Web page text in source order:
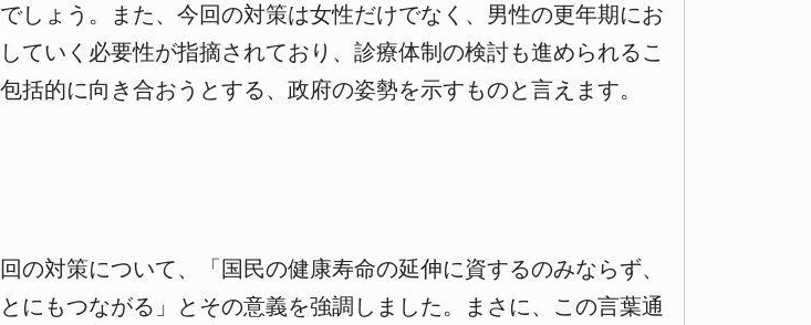
しょう。また、今回の対策は女性だけでなく、男性の更年期にお
ていく必要性が指摘されており、診療体制の検討も進められるこ
的に向き合おうとする、政府の姿勢を示すものと言えます。
対策について、「国民の健康寿命の延伸に資するのみならず、
にもつながる」とその意義を強調しました。まさに、この言葉通